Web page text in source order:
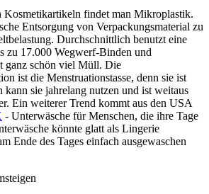
Kosmetikartikeln findet man Mikroplastik.
Entsorgung von Verpackungsmaterial zu
Durchschnittlich benutzt eine
zu 17.000 Wegwerf-Binden und
ganz schön viel Müll. Die
ist die Menstruationstasse, denn sie ist
sie jahrelang nutzen und ist weitaus
Ein weiterer Trend kommt aus den USA
- Unterwäsche für Menschen, die ihre Tage
könnte glatt als Lingerie
Ende des Tages einfach ausgewaschen